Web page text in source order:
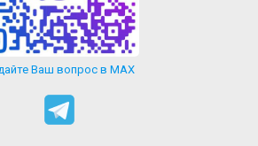
Ваш вопрос в MAX